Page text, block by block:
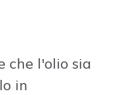
che l'olio sia
in